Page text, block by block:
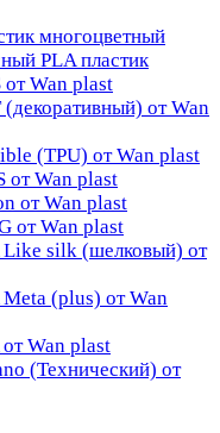
многоцветный
PLA пластик
Wan plast
от Wan
(TPU) от Wan plast
от Wan plast
от Wan plast
от Wan plast
Like silk (шелковый) от
(plus) от Wan
Wan plast
(Технический) от